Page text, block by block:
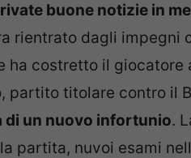
buone notizie in
rientrato dagli impegni
ha costretto il giocatore
partito titolare contro il
di un nuovo infortunio.
partita, nuvoi esami